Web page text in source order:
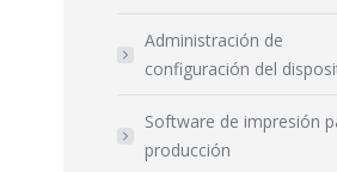
Administración de
configuración del
Software de impresión
producción